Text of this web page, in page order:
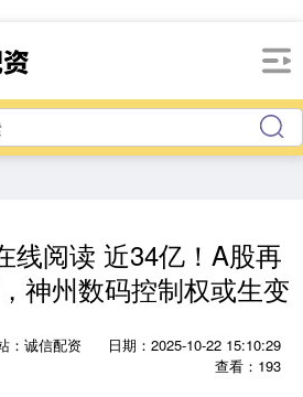
线阅读 近34亿！A股再
神州数码控制权或生变
：诚信配资
日期：2025-10-22 15:10:29
查看：193